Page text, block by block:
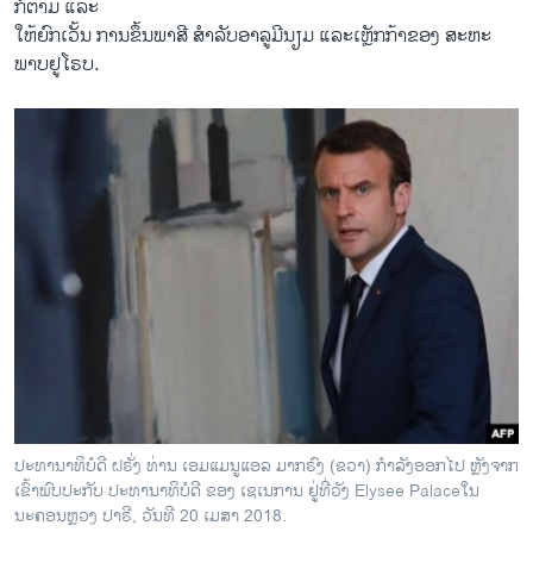
ກໍຕາມ ແລະ
ໃຫ້ຍົກເວັ້ນ ການຂຶ້ນພາສີ ສຳລັບອາລູມີນຽມ ແລະເຫຼັກກ້າຂອງ ສະຫະ
ພາບຢູໂຣບ.
ປະທານາທິບໍດີ ຝຣັ່ງ ທ່ານ ເອມແມນູແອລ ມາກຣົງ (ຂວາ) ກຳລັງອອກໄປ ຫຼັງຈາກ
ເຂົ້າພົບປະກັບ ປະທານາທິບໍດີ ຂອງ ເຊເນການ ຢູ່ທີ່ວັງ Elysee Palaceໃນ
ນະຄອນຫຼວງ ປາຣີ, ວັນທີ 20 ເມສາ 2018.